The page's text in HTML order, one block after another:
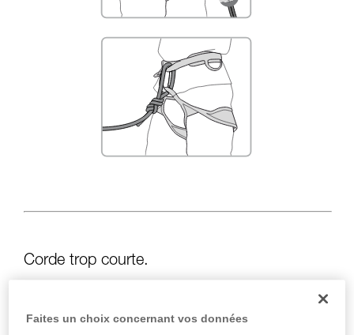
Corde trop courte.
Et vérifier la longueur des voies sur le topo.
Faites un choix concernant vos données